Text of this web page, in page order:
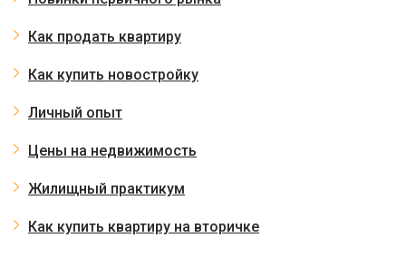
Как продать квартиру
Как купить новостройку
Личный опыт
Цены на недвижимость
Жилищный практикум
Как купить квартиру на вторичке